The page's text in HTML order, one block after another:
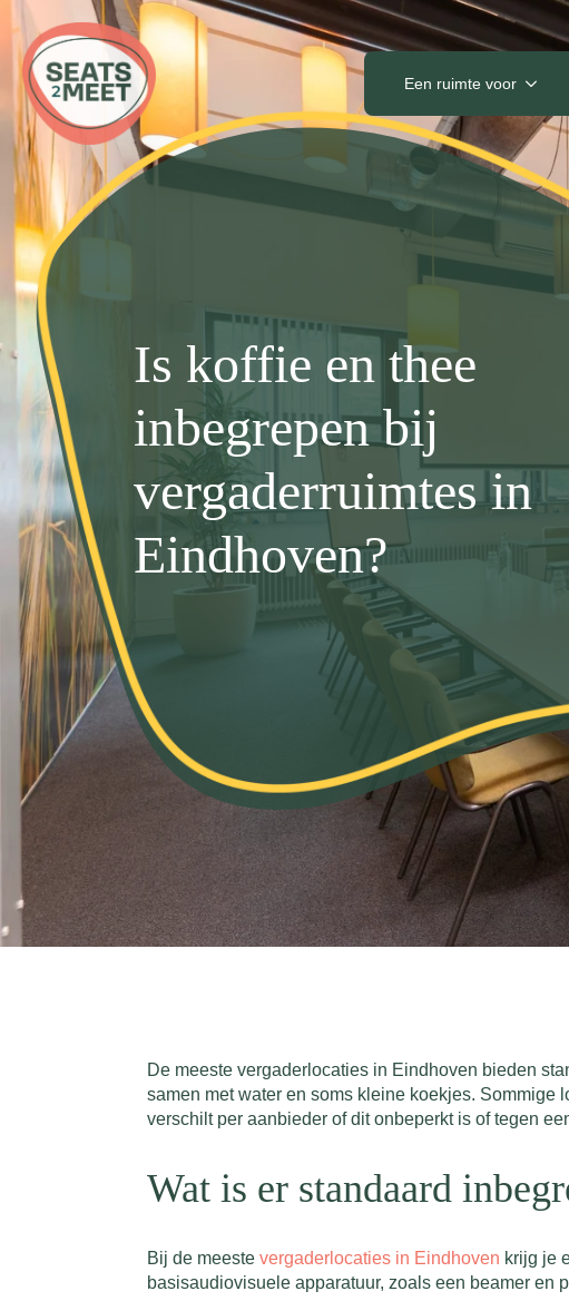
Een ruimte voor
Is koffie en thee
inbegrepen bij
vergaderruimtes in
Eindhoven?
De meeste vergaderlocaties in Eindhoven bieden
samen met water en soms kleine koekjes. Sommige
verschilt per aanbieder of dit onbeperkt is of tegen
Wat is er standaard
Bij de meeste vergaderlocaties in Eindhoven krijg je
basisaudiovisuele apparatuur, zoals een beamer en